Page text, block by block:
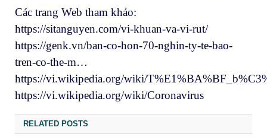
Các trang Web tham khảo:
https://sitanguyen.com/vi-khuan-va-vi-rut/
https://genk.vn/ban-co-hon-70-nghin-ty-te-bao-
tren-co-the-m…
https://vi.wikipedia.org/wiki/
https://vi.wikipedia.org/wiki/Coronavirus
RELATED POSTS